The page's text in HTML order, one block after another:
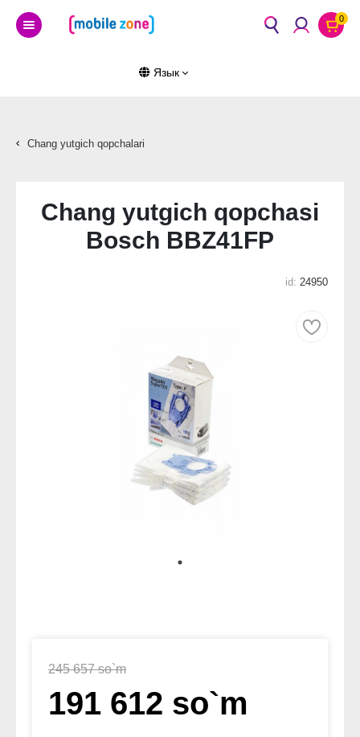
0
Язык
Chang yutgich qopchalari
Chang yutgich qopchasi
Bosch BBZ41FP
id: 24950
245 657 so`m
191 612 so`m